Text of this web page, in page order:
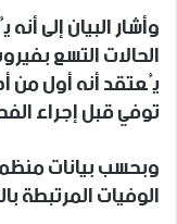
وأشار البيان إلى
الحالات التسع
يُعتقد أنه أول من
توفي قبل إجراء
وبحسب بيانات
الوفيات المرتبطة